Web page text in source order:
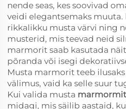
nende seas, kes soovivad
veidi elegantsemaks muuta.
rikkalikku musta värvi ning
musterid, mis teevad neid
marmorit saab kasutada
põranda või isegi
Musta marmorit teeb
välimus, vaid ka selle suur
Kui valida musta
midagi, mis säilib aastaid,